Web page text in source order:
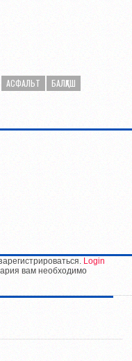
АСФАЛЬТ
БАЛҚАШ
Login
вам необходимо